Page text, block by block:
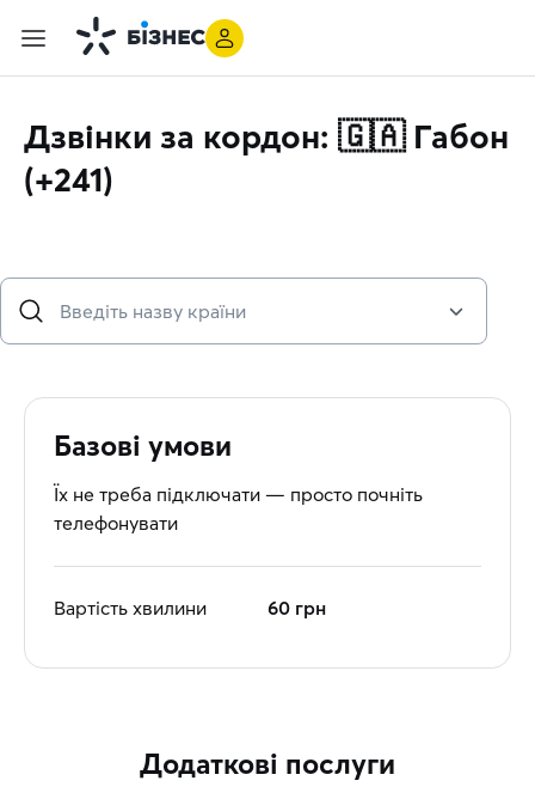
Дзвінки за кордон: 🇬🇦 Габон
(+241)
Базові умови
Їх не треба підключати — просто почніть
телефонувати
Вартість хвилини 60 грн
Додаткові послуги